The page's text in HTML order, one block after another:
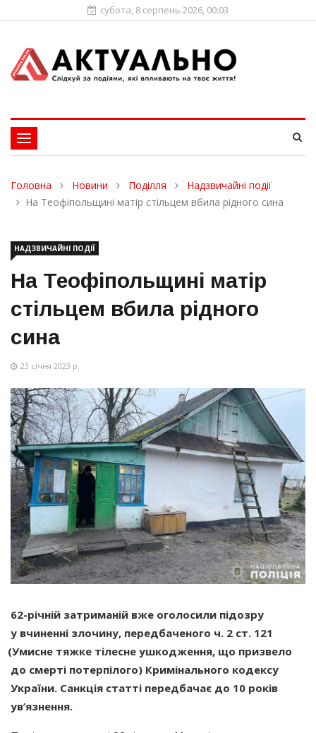
субота, 8 серпень 2026, 00:03
Toggle
navigation
Головна Новини Поділля
Надзвичайні події
На Теофіпольщині матір стільцем вбила рідного сина
НАДЗВИЧАЙНІ ПОДІЇ
На Теофіпольщині матір
стільцем вбила рідного
сина
23 січня 2023 р.
62-річній затриманій вже оголосили підозру
у вчиненні злочину, передбаченого ч. 2 ст. 121
(Умиснетяжке тілесне ушкодження, що призвело
до смерті потерпілого) Кримінального кодексу
України. Санкція статті передбачає до 10 років
ув’язнення.